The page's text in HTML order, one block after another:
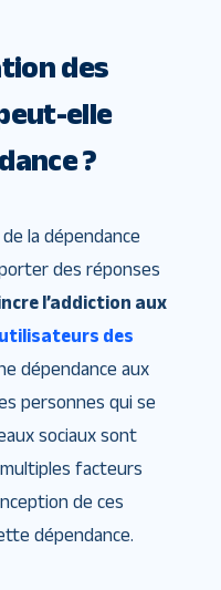
des
elle
?
la dépendance
des réponses
l’addiction aux
utilisateurs des
dépendance aux
personnes qui se
sociaux sont
multiples facteurs
de ces
dépendance.